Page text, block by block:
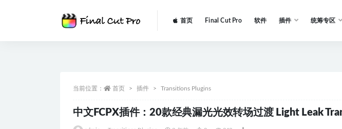
首页 Final Cut Pro 软件 插件 统筹专区
当前位置： 首页 插件 Transitions Plugins
中文FCPX插件：20款经典漏光光效转场过渡 Light Leak